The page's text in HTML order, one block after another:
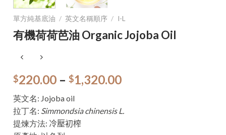
單方純基底油 / 英文名稱順序 / I-L
有機荷荷芭油 Organic Jojoba Oil
$220.00 –$1,320.00
英文名: Jojoba oil
拉丁名: Simmondsia chinensis L.
提煉方法: 冷壓初榨